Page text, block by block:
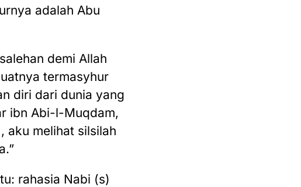
adalah Abu
demi Allah
termasyhur
diri dari dunia yang
ibn Abi-l-Muqdam,
aku melihat silsilah
rahasia Nabi (s)